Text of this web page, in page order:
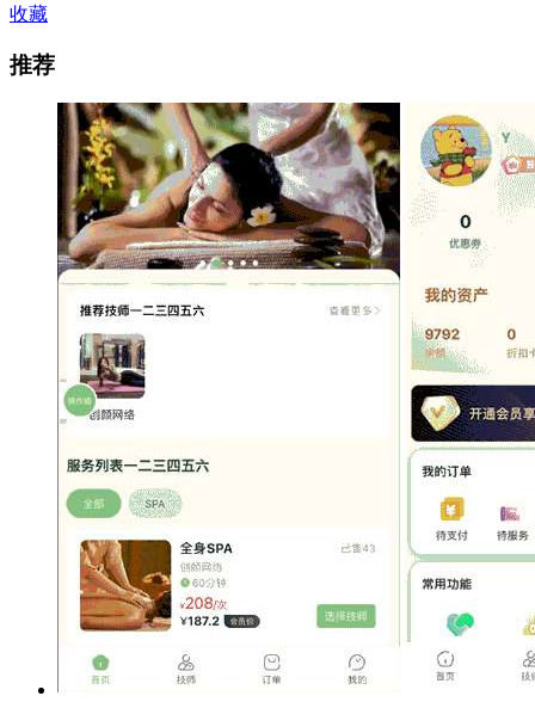
收藏
推荐